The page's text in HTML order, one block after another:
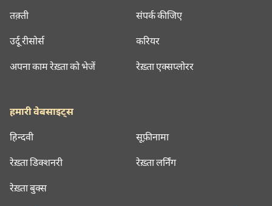
तक़्ती
उर्दू रीसोर्स
अपना काम रेख़्ता को भेजें
संपर्क कीजिए
करियर
रेख़्ता एक्सप्लोरर
हमारी वेबसाइट्स
हिन्दवी सूफ़ीनामा
रेख़्ता डिक्शनरी रेख़्ता लर्निंग
रेख़्ता बुक्स